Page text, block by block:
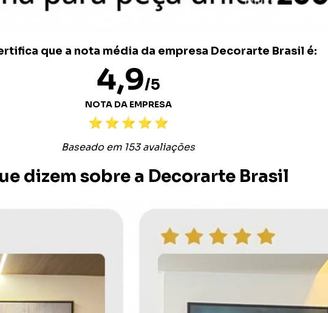
que a nota média da empresa Decorarte Brasil é:
4,9/5
NOTA DA EMPRESA
Baseado em 153 avaliações
dizem sobre a Decorarte Brasil